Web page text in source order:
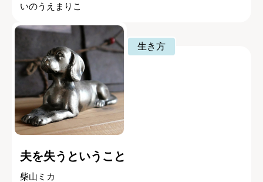
いのうえまりこ
生き方
夫を失うということ
柴山ミカ